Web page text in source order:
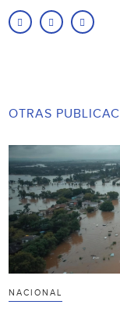
OTRAS
NACIONAL